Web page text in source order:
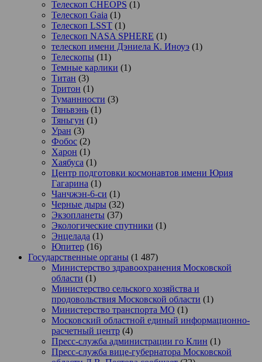
Телескоп CHEOPS (1)
Телескоп Gaia (1)
Телескоп LSST (1)
Телескоп NASA SPHERE (1)
телескоп имени Дэниела К. Иноуэ (1)
Телескопы (11)
Темные карлики (1)
Титан (3)
Тритон (1)
Туманнности (3)
Тяньвэнь (1)
Тяньгун (1)
Уран (3)
Фобос (2)
Харон (1)
Хаябуса (1)
Центр подготовки космонавтов имени Юрия
Гагарина (1)
Чанчжэн-6-си (1)
Черные дыры (32)
Экзопланеты (37)
Экологические спутники (1)
Энцелада (1)
Юпитер (16)
Государственные органы (1 487)
Министерство здравоохранения Московской
области (1)
Министерство сельского хозяйства и
продовольствия Московской области (1)
Министерство транспорта МО (1)
Московский областной единый информационно-
расчетный центр (4)
Пресс-служба администрации го Клин (1)
Пресс-служба вице-губернатора Московской